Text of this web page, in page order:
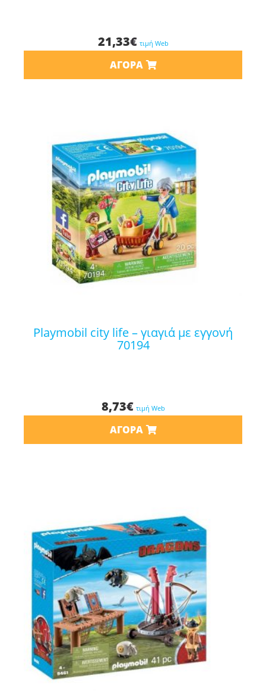
21,33€ τιμή Web
ΑΓΟΡΆ
playmobil city life – γιαγιά με εγγονή
70194
8,73€ τιμή Web
ΑΓΟΡΆ